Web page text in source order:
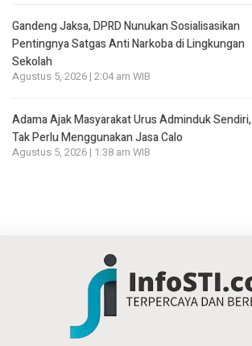
Gandeng Jaksa, DPRD Nunukan Sosialisasikan
Pentingnya Satgas Anti Narkoba di Lingkungan
Sekolah
Agustus 5, 2026 | 2:04 am WIB
Adama Ajak Masyarakat Urus Adminduk Sendiri,
Tak Perlu Menggunakan Jasa Calo
Agustus 5, 2026 | 1:38 am WIB